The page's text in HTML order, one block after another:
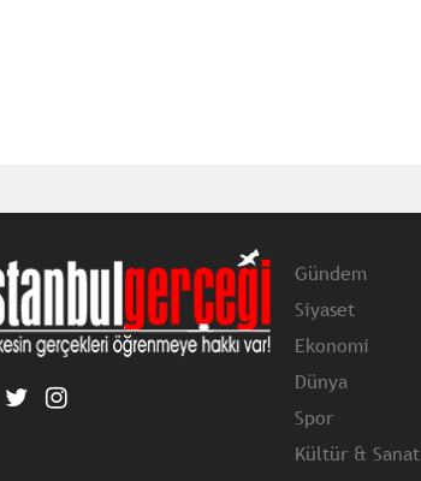
Gündem
Siyaset
Ekonomi
Dünya
Spor
Kültür & Sanat